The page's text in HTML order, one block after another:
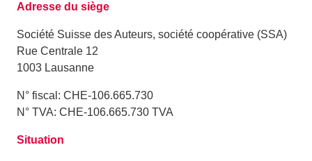
Adresse du siège
Société Suisse des Auteurs, société coopérative (SSA)
Rue Centrale 12
1003 Lausanne
N° fiscal: CHE-106.665.730
N° TVA: CHE-106.665.730 TVA
Situation